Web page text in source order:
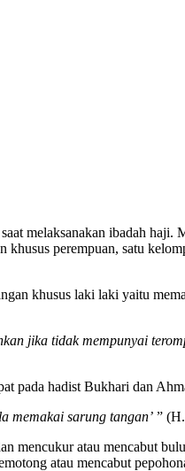
melaksanakan ibadah haji.
perempuan, satu
khusus laki laki yaitu
jika tidak mempunyai
pada hadist Bukhari dan
memakai sarung tangan’ ”
mencukur atau mencabut
atau mencabut